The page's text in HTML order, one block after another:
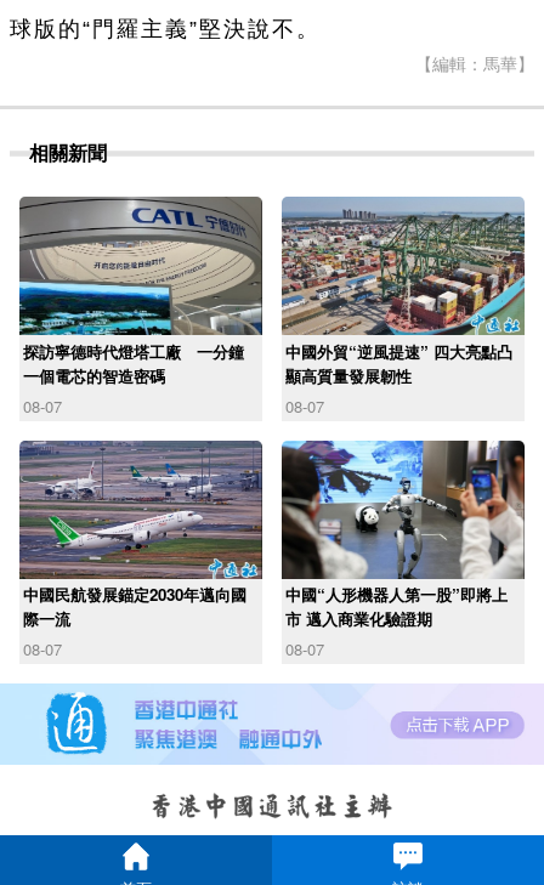
球版的“門羅主義”堅決說不。
【編輯：馬華】
相關新聞
探訪寧德時代燈塔工廠 一分鐘
一個電芯的智造密碼
08-07
中國外貿“逆風提速” 四大亮點凸
顯高質量發展韌性
08-07
中國民航發展錨定2030年邁向國
際一流
08-07
中國“人形機器人第一股”即將上
市 邁入商業化驗證期
08-07